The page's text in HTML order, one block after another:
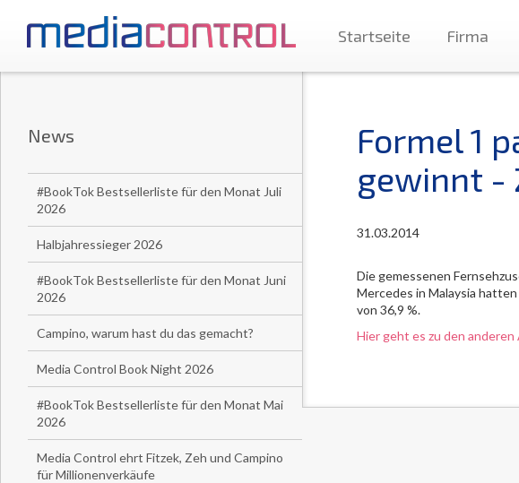
Startseite Firma
News
#BookTok Bestsellerliste für den Monat Juli
2026
Halbjahressieger 2026
#BookTok Bestsellerliste für den Monat Juni
2026
Campino, warum hast du das gemacht?
Media Control Book Night 2026
#BookTok Bestsellerliste für den Monat Mai
2026
Media Control ehrt Fitzek, Zeh und Campino
für Millionenverkäufe
Formel 1
gewinnt -
31.03.2014
Die gemessenen
Mercedes in Malaysia
von 36,9 %.
Hier geht es zu den anderen